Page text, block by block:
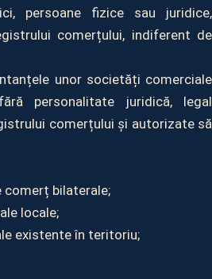
persoane fizice sau juridice,
comerțului, indiferent de
unor societăți comerciale
personalitate juridică, legal
comerțului și autorizate să
comerț bilaterale;
locale;
existente în teritoriu;